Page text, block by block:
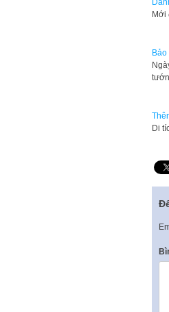
Mới
Bảo
Di